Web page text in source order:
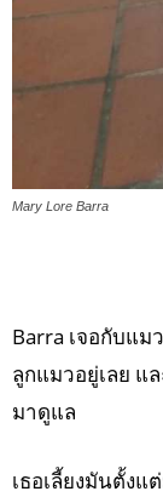
Mary Lore Barra
Barra เจอกับแ
ลูกแมวอยู่เลย แ
มาดูแล
เธอเลี้ยงมันตั้ง